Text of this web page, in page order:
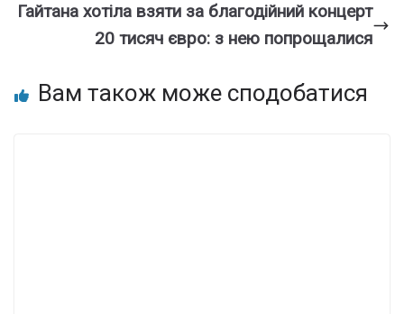
Гайтана хотіла взяти за благодійний концерт
20 тисяч євро: з нею попрощалися
Вам також може сподобатися